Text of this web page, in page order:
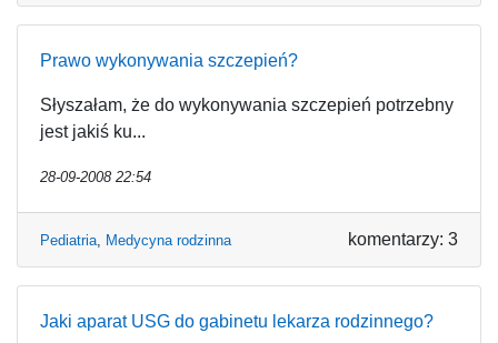
Prawo wykonywania szczepień?
Słyszałam, że do wykonywania szczepień potrzebny
jest jakiś ku...
28-09-2008 22:54
Pediatria, Medycyna rodzinna komentarzy: 3
Jaki aparat USG do gabinetu lekarza rodzinnego?